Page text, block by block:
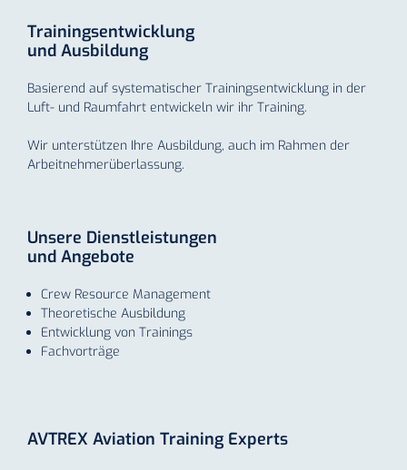
Trainingsentwicklung
und Ausbildung
Basierend auf systematischer Trainingsentwicklung in der
Luft- und Raumfahrt entwickeln wir ihr Training.
Wir unterstützen Ihre Ausbildung, auch im Rahmen der
Arbeitnehmer­überlassung.
Unsere Dienstleistungen
und Angebote
Crew Resource Management
Theoretische Ausbildung
Entwicklung von Trainings
Fachvorträge
AVTREX Aviation Training Experts